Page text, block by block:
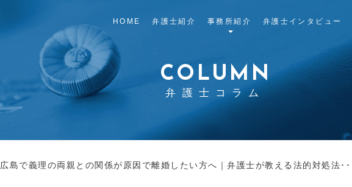
HOME 弁護士紹介 事務所紹介 弁護士インタビュー
COLUMN
弁護士コラム
広島で義理の両親との関係が原因で離婚したい方へ｜弁護士が教える法的対処法･